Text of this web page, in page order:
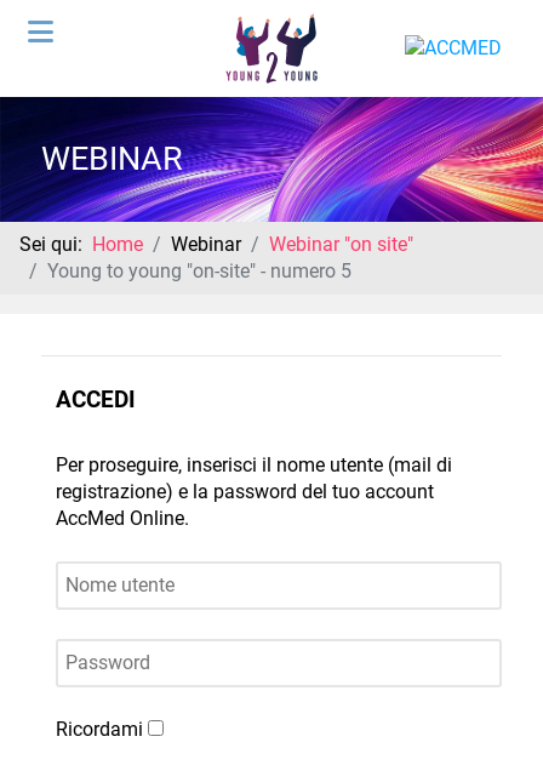
WEBINAR
Sei qui: Home Webinar
Webinar "on site"
Young to young "on-site" - numero 5
ACCEDI
Per proseguire, inserisci il nome utente (mail di
registrazione) e la password del tuo account
AccMed Online.
Nome utente
Password
Ricordami